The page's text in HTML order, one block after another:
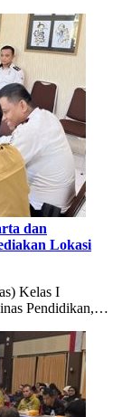
dan
Lokasi
Kelas I
Pendidikan,…